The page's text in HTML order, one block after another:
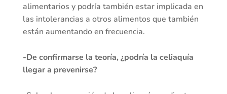
alimentarios y podría también estar implicada en
las intolerancias a otros alimentos que también
están aumentando en frecuencia.
-De confirmarse la teoría, ¿podría la celiaquía
llegar a prevenirse?